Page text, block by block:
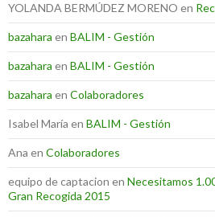
YOLANDA BERMÚDEZ MORENO en
bazahara en BALIM - Gestión
bazahara en BALIM - Gestión
bazahara en Colaboradores
Isabel María en BALIM - Gestión
Ana en Colaboradores
equipo de captacion en Necesitamos
Gran Recogida 2015